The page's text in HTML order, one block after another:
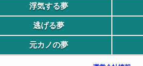
浮気する夢
逃げる夢
元カノの夢